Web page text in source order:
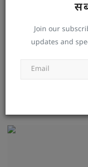
Join our
updates and
पवन सिंह ने खरीदी